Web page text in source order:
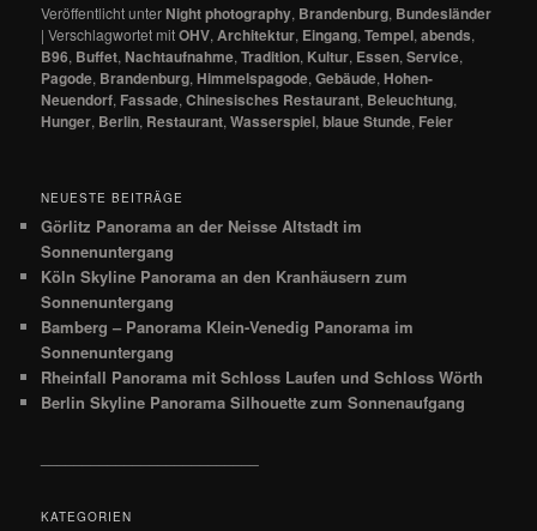
Veröffentlicht unter Night photography, Brandenburg, Bundesländer
|Verschlagwortet mitOHV, Architektur, Eingang,Tempel,abends,
B96, Buffet, Nachtaufnahme,Tradition, Kultur, Essen,Service,
Pagode, Brandenburg, Himmelspagode,Gebäude, Hohen-
Neuendorf, Fassade,Chinesisches Restaurant, Beleuchtung,
Hunger, Berlin, Restaurant,Wasserspiel,blaue Stunde, Feier
NEUESTE BEITRÄGE
Görlitz Panorama an der Neisse Altstadt im
Sonnenuntergang
Köln Skyline Panorama an den Kranhäusern zum
Sonnenuntergang
Bamberg – Panorama Klein-Venedig Panorama im
Sonnenuntergang
Rheinfall Panorama mit Schloss Laufen und Schloss Wörth
Berlin Skyline Panorama Silhouette zum Sonnenaufgang
KATEGORIEN